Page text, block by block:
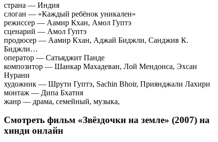
страна — Индия
слоган — «Каждый ребёнок уникален»
режиссер — Аамир Кхан, Амол Гуптэ
сценарий — Амол Гуптэ
продюсер — Аамир Кхан, Аджай Биджли, Санджив К.
Биджли…
оператор — Сатьяджит Панде
композитор — Шанкар Махадеван, Лой Мендонса, Эхсан
Нурани
художник — Шрути Гуптэ, Sachin Bhoir, Приянджали Лахири
монтаж — Дипа Бхатия
жанр — драма, семейный, музыка,
Смотреть фильм «Звёздочки на земле» (2007) на
хинди онлайн